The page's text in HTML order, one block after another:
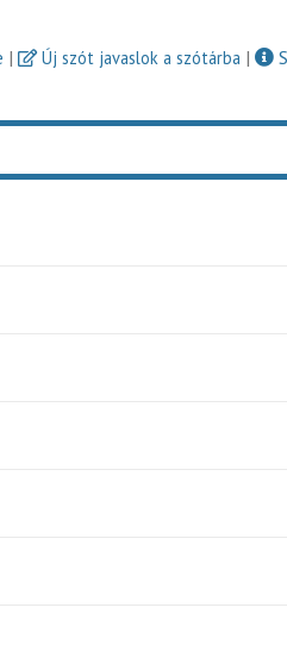
| Új szót javaslok a szótárba |